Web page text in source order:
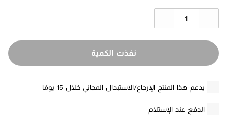
نفذت الكمية
يدعم هذا المنتج الإرجاع/الاستبدال المجاني خلال 15 يومًا
الدفع عند الإستلام